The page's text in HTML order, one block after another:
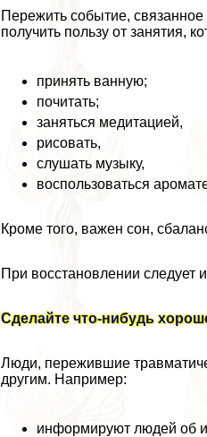
Пережить событие,
получить пользу от занятия,
принять ванную;
почитать;
заняться медитацией,
рисовать,
слушать музыку,
воспользоваться
Кроме того, важен сон,
При восстановлении следует
Сделайте что-нибудь
Люди, пережившие
другим. Например:
информируют людей об